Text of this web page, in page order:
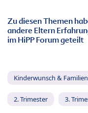
Zu diesen Themen
andere Eltern
im HiPP Forum geteilt
Kinderwunsch &
2. Trimester 3.